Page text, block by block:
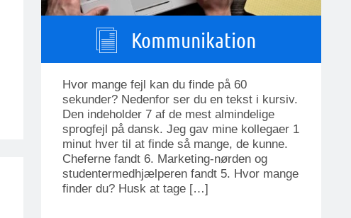
Kommunikation
Hvor mange fejl kan du finde på 60
sekunder? Nedenfor ser du en tekst i kursiv.
Den indeholder 7 af de mest almindelige
sprogfejl på dansk. Jeg gav mine kollegaer 1
minut hver til at finde så mange, de kunne.
Cheferne fandt 6. Marketing-nørden og
studentermedhjælperen fandt 5. Hvor mange
finder du? Husk at tage […]